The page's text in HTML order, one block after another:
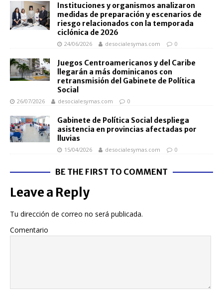
Instituciones y organismos analizaron
medidas de preparación y escenarios de
riesgo relacionados con la temporada
ciclónica de 2026
24/06/2026 desocialesymas.com 0
Juegos Centroamericanos y del Caribe
llegarán a más dominicanos con
retransmisión del Gabinete de Política
Social
26/07/2026 desocialesymas.com 0
Gabinete de Política Social despliega
asistencia en provincias afectadas por
lluvias
15/04/2026 desocialesymas.com 0
BE THE FIRST TO COMMENT
Leave a Reply
Tu dirección de correo no será publicada.
Comentario